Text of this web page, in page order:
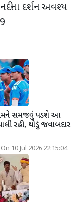
દર્શન અવશ્ય
સમજવું પડશે આ
રહી, થોડું જવાબદાર
10 Jul 2026 22:15:04